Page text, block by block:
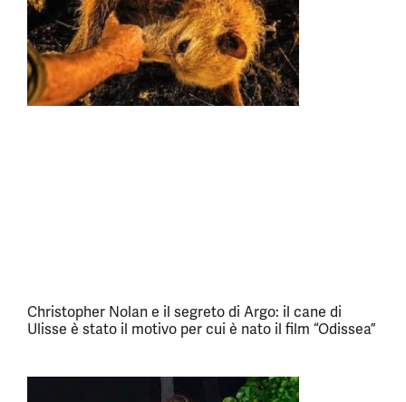
Christopher Nolan e il segreto di Argo: il cane di
Ulisse è stato il motivo per cui è nato il film “Odissea”